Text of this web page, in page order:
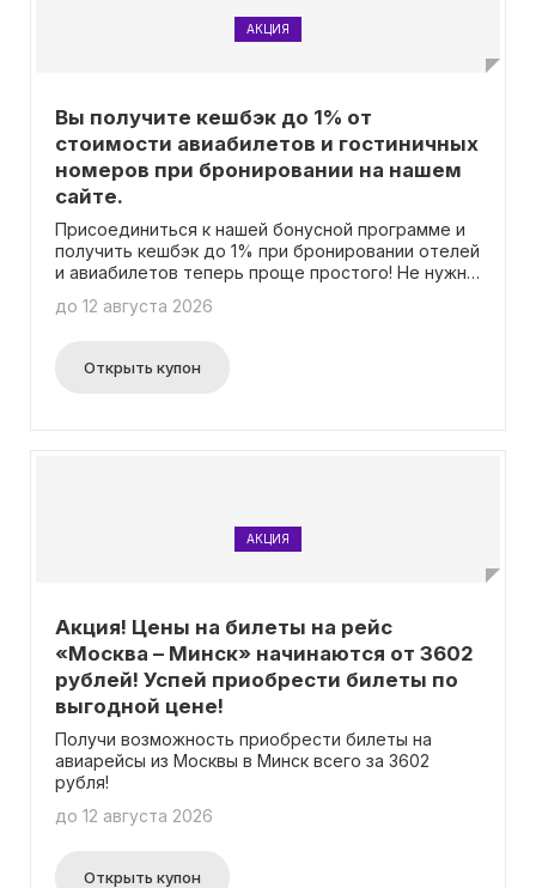
АКЦИЯ
Вы получите кешбэк до 1% от
стоимости авиабилетов и гостиничных
номеров при бронировании на нашем
сайте.
Присоединиться к нашей бонусной программе и
получить кешбэк до 1% при бронировании отелей
и авиабилетов теперь проще простого! Не нужно
просто регистрируйтесь и наслаждайтесь
экономить на своих поездках без лишних хлопот.
Присоединяйтесь сейчас!
до 12 августа 2026
Открыть купон
АКЦИЯ
Акция! Цены на билеты на рейс
«Москва – Минск» начинаются от 3602
рублей! Успей приобрести билеты по
выгодной цене!
Получи возможность приобрести билеты на
авиарейсы из Москвы в Минск всего за 3602
рубля!
до 12 августа 2026
Открыть купон